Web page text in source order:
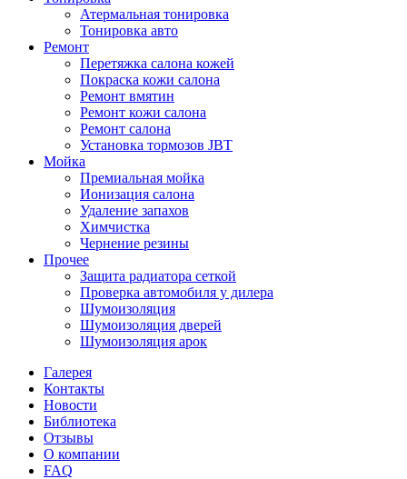
Атермальная тонировка
Тонировка авто
Ремонт
Перетяжка салона кожей
Покраска кожи салона
Ремонт вмятин
Ремонт кожи салона
Ремонт салона
Установка тормозов JBT
Мойка
Премиальная мойка
Ионизация салона
Удаление запахов
Химчистка
Чернение резины
Прочее
Защита радиатора сеткой
Проверка автомобиля у дилера
Шумоизоляция
Шумоизоляция дверей
Шумоизоляция арок
Галерея
Контакты
Новости
Библиотека
Отзывы
О компании
FAQ